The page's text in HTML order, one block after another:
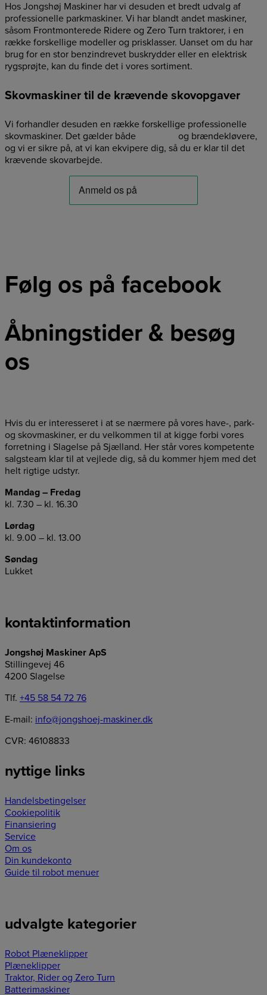
Hos Jongshøj Maskiner har vi desuden et bredt udvalg af
professionelle parkmaskiner. Vi har blandt andet maskiner,
såsom Frontmonterede Ridere og Zero Turn traktorer, i en
række forskellige modeller og prisklasser. Uanset om du har
brug for en stor benzindrevet buskrydder eller en elektrisk
rygsprøjte, kan du finde det i vores sortiment.
Skovmaskiner til de krævende skovopgaver
Vi forhandler desuden en række forskellige professionelle
skovmaskiner. Det gælder både
og brændekløvere,
og vi er sikre på, at vi kan ekvipere dig, så du er klar til det
krævende skovarbejde.
Følg os på facebook
Åbningstider & besøg
os
Hvis du er interesseret i at se nærmere på vores have-, park-
og skovmaskiner, er du velkommen til at kigge forbi vores
forretning i Slagelse på Sjælland. Her står vores kompetente
salgsteam klar til at vejlede dig, så du kommer hjem med det
helt rigtige udstyr.
Mandag – Fredag
kl. 7.30 – kl. 16.30
Lørdag
kl. 9.00 – kl. 13.00
Søndag
Lukket
kontaktinformation
Jongshøj Maskiner ApS
Stillingevej 46
4200 Slagelse
Tlf. +45 58 54 72 76
E-mail: info@jongshoej-maskiner.dk
CVR: 46108833
nyttige links
Handelsbetingelser
Cookiepolitik
Finansiering
Service
Om os
Din kundekonto
Guide til robot menuer
udvalgte kategorier
Robot Plæneklipper
Plæneklipper
Traktor, Rider og Zero Turn
Batterimaskiner